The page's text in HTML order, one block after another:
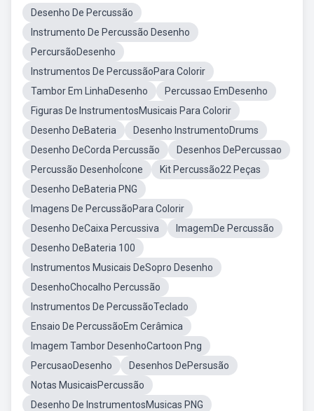
Desenho De Percussão
Instrumento De Percussão Desenho
PercursãoDesenho
Instrumentos De PercussãoPara Colorir
Tambor Em LinhaDesenho
Percussao EmDesenho
Figuras De InstrumentosMusicais Para Colorir
Desenho DeBateria
Desenho InstrumentoDrums
Desenho DeCorda Percussão
Desenhos DePercussao
Percussão DesenhoÍcone
Kit Percussão22 Peças
Desenho DeBateria PNG
Imagens De PercussãoPara Colorir
Desenho DeCaixa Percussiva
ImagemDe Percussão
Desenho DeBateria 100
Instrumentos Musicais DeSopro Desenho
DesenhoChocalho Percussão
Instrumentos De PercussãoTeclado
Ensaio De PercussãoEm Cerâmica
Imagem Tambor DesenhoCartoon Png
PercusaoDesenho
Desenhos DePersusão
Notas MusicaisPercussão
Desenho De InstrumentosMusicas PNG